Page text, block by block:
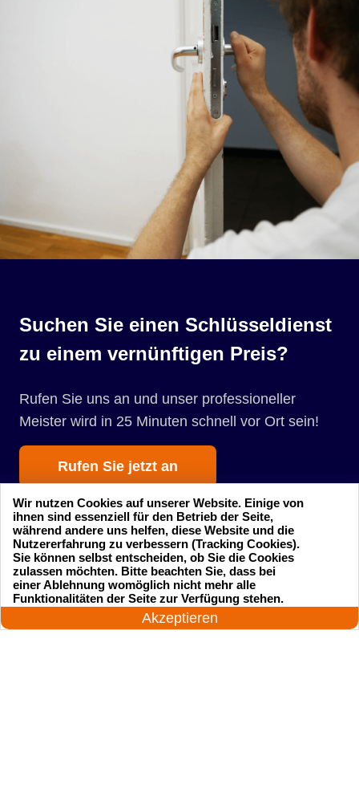
Suchen Sie einen Schlüsseldienst
zu einem vernünftigen Preis?
Rufen Sie uns an und unser professioneller
Meister wird in 25 Minuten schnell vor Ort sein!
Rufen Sie jetzt an
Startseite Einsatzgebiete
Preise
24 Stunden am Tag
Akzeptieren
Wir nutzen Cookies auf unserer Website. Einige von
ihnen sind essenziell für den Betrieb der Seite,
während andere uns helfen, diese Website und die
Nutzererfahrung zu verbessern (Tracking Cookies).
Sie können selbst entscheiden, ob Sie die Cookies
zulassen möchten. Bitte beachten Sie, dass bei
einer Ablehnung womöglich nicht mehr alle
Funktionalitäten der Seite zur Verfügung stehen.